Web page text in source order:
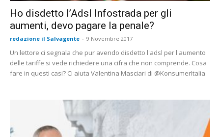
Ho disdetto l’Adsl Infostrada per gli
aumenti, devo pagare la penale?
redazione il Salvagente - 9 Novembre 2017
Un lettore ci segnala che pur avendo disdetto l'adsl per l'aumento
delle tariffe si vede richiedere una cifra che non comprende. Cosa
fare in questi casi? Ci aiuta Valentina Masciari di @KonsumerItalia